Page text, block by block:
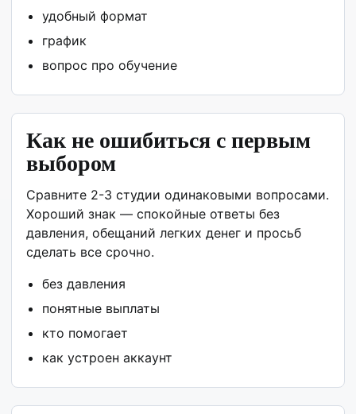
удобный формат
график
вопрос про обучение
Как не ошибиться с первым
выбором
Сравните 2-3 студии одинаковыми вопросами.
Хороший знак — спокойные ответы без
давления, обещаний легких денег и просьб
сделать все срочно.
без давления
понятные выплаты
кто помогает
как устроен аккаунт